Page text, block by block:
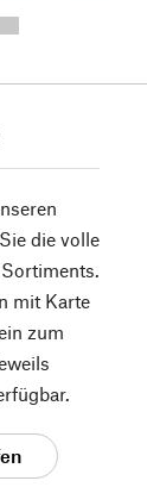
die volle
mit Karte
zum